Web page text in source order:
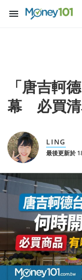
menu
「唐吉軻
幕 必買清
LING
最後更新於